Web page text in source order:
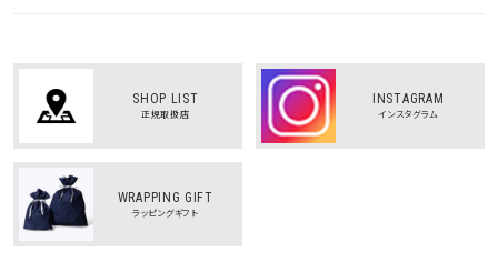
SHOP LIST
正規取扱店
INSTAGRAM
インスタグラム
WRAPPING GIFT
ラッピングギフト